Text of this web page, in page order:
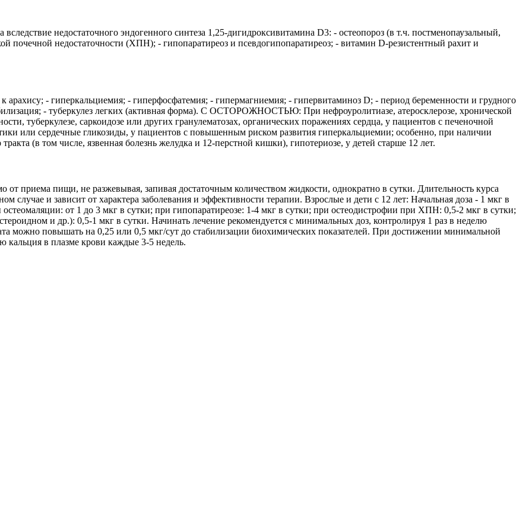
недостаточного эндогенного синтеза 1,25-дигидроксивитамина D3: - остеопороз (в т.ч. постменопаузальный,
почечной недостаточности (ХПН); - гипопаратиреоз и псевдогипопаратиреоз; - витамин D-резистентный рахит и
арахису; - гиперкальциемия; - гиперфосфатемия; - гипермагниемия; - гипервитаминоз D; - период беременности и грудного
- туберкулез легких (активная форма). С ОСТОРОЖНОСТЬЮ: При нефроуролитиазе, атеросклерозе, хронической
туберкулезе, саркоидозе или других гранулематозах, органических поражениях сердца, у пациентов с печеночной
или сердечные гликозиды, у пациентов с повышенным риском развития гиперкальциемии; особенно, при наличии
(в том числе, язвенная болезнь желудка и 12-перстной кишки), гипотериозе, у детей старше 12 лет.
приема пищи, не разжевывая, запивая достаточным количеством жидкости, однократно в сутки. Длительность курса
случае и зависит от характера заболевания и эффективности терапии. Взрослые и дети с 12 лет: Начальная доза - 1 мкг в
от 1 до 3 мкг в сутки; при гипопаратиреозе: 1-4 мкг в сутки; при остеодистрофии при ХПН: 0,5-2 мкг в сутки;
и др.): 0,5-1 мкг в сутки. Начинать лечение рекомендуется с минимальных доз, контролируя 1 раз в неделю
можно повышать на 0,25 или 0,5 мкг/сут до стабилизации биохимических показателей. При достижении минимальной
кальция в плазме крови каждые 3-5 недель.